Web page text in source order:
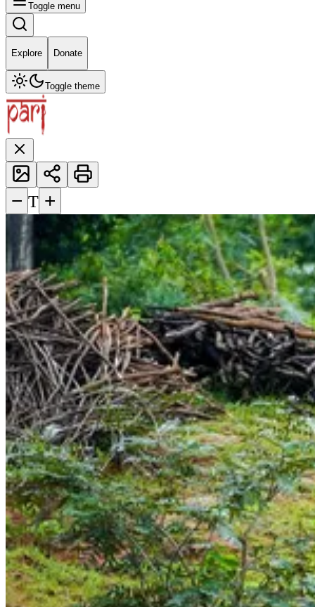
Toggle menu
Explore Donate
Toggle theme
− T +